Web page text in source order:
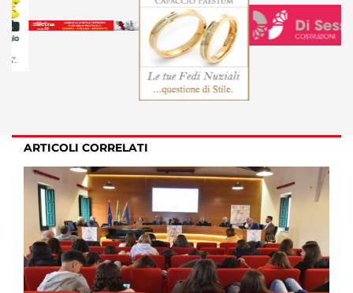
ARTICOLI CORRELATI